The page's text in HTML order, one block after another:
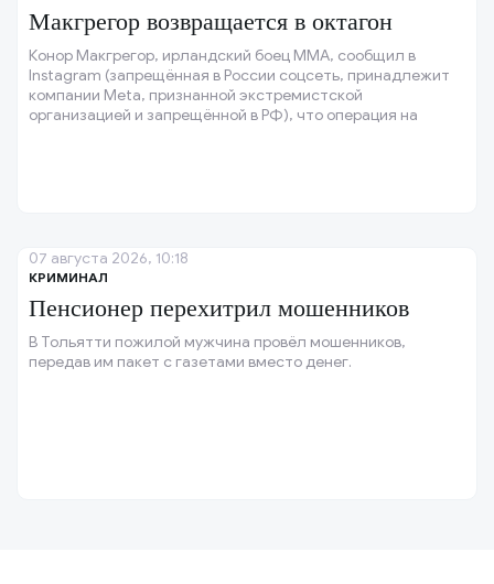
Макгрегор возвращается в октагон
Конор Макгрегор, ирландский боец ММА, сообщил в
Instagram (запрещённая в России соцсеть, принадлежит
компании Meta, признанной экстремистской
организацией и запрещённой в РФ), что операция на
КРИМИНАЛ
Пенсионер перехитрил мошенников
В Тольятти пожилой мужчина провёл мошенников,
передав им пакет с газетами вместо денег.
07 августа 2026, 10:18